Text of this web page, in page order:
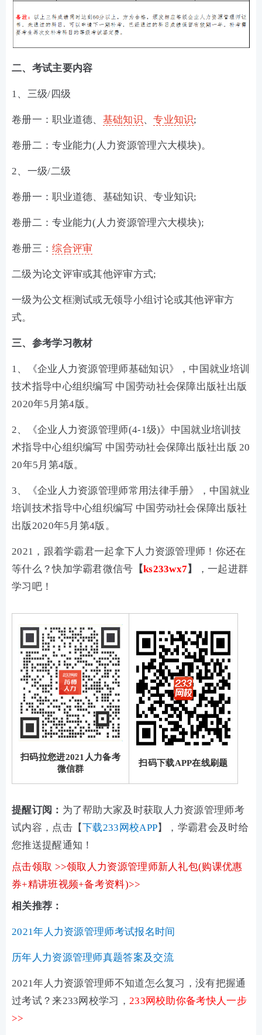
二、考试主要内容
1、三级/四级
卷册一：职业道德、 基础知识 、专业知识;
卷册二：专业能力(人力资源管理六大模块)。
2、一级/二级
卷册一：职业道德、基础知识、专业知识;
卷册二：专业能力(人力资源管理六大模块);
卷册三：综合评审
二级为论文评审或其他评审方式;
一级为公文框测试或无领导小组讨论或其他评审方
式。
三、参考学习教材
1、《企业人力资源管理师基础知识》，中国就业培训
技术指导中心组织编写 中国劳动社会保障出版社出版
2020年5月第4版。
2、《企业人力资源管理师(4-1级)》中国就业培训技
术指导中心组织编写 中国劳动社会保障出版社出版 20
20年5月第4版。
3、《企业人力资源管理师常用法律手册》，中国就业
培训技术指导中心组织编写 中国劳动社会保障出版社
出版2020年5月第4版。
2021，跟着学霸君一起拿下人力资源管理师！你还在
等什么？快加学霸君微信号 【ks233wx7 】
，一起进群
学习吧！
扫码拉您进2021人力备考
微信群
扫码下载APP在线刷题
提醒订阅： 为了帮助大家及时获取人力资源管理师考
试内容，点击【下载233网校APP】，学霸君会及时给
您推送提醒通知！
点击领取 >>领取人力资源管理师新人礼包(购课优惠
券+精讲班视频+备考资料)>>
相关推荐：
2021年人力资源管理师考试报名时间
历年人力资源管理师真题答案及交流
2021年人力资源管理师不知道怎么复习，没有把握通
过考试？来233网校学习， 233网校助你备考快人一步
>>